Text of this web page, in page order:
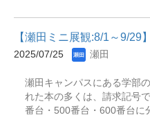
&nbsp; ・展観期間：2025
21日（日） ・展観場所：深
タントスタッフの事です。
イザーは利用者のお困りご
仕事をしたり、新着本やＤ
のコーナーづくりを担当し
（金）～2025年９月30日（
図書館 本館１階展観E（リ
横） 主な展示資料『タイタ
のはこの歌ではないでしょ
生の果てへのあこがれを詠
水は「孤独」を肯定的にと
中でこそ人間らしさが見え
涯にわたって旅をしては各
う、自然や旅、酒、恋をテ
く祖朴で情感豊かな言葉で
【瀬田ミニ展観:8/1～9/29
2025/07/25 瀬田
瀬田キャンパスにある学部
れた本の多くは、請求記号
番台・500番台・600番台に